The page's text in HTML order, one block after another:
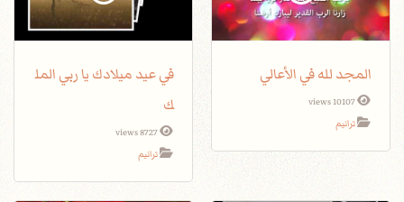
المجد لله في الأعالي
10107 views
ترانيم
في عيد ميلادك يا ربي المل
ك
8727 views
ترانيم